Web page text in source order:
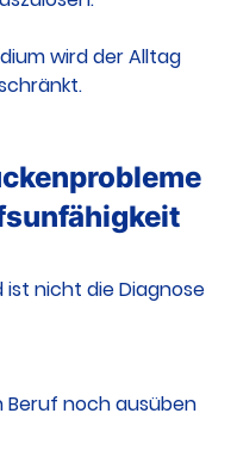
wird der Alltag
ist nicht die Diagnose
Beruf noch ausüben